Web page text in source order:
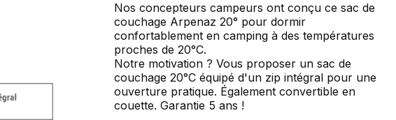
Nos concepteurs campeurs ont conçu ce sac de
couchage Arpenaz 20° pour dormir
confortablement en camping à des températures
proches de 20°C.
Notre motivation ? Vous proposer un sac de
couchage 20°C équipé d'un zip intégral pour une
ouverture pratique. Également convertible en
couette. Garantie 5 ans !